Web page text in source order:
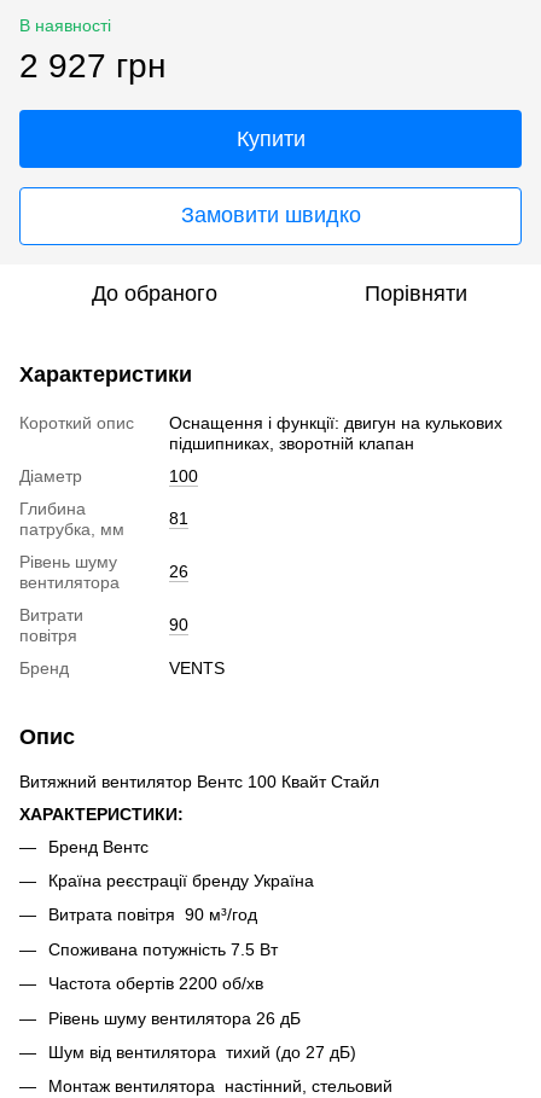
В наявності
2 927 грн
Купити
Замовити швидко
До обраного Порівняти
Характеристики
Короткий опис
Оснащення і функції: двигун на кулькових
підшипниках, зворотній клапан
Діаметр
100
Глибина
патрубка, мм
81
Рівень шуму
вентилятора
26
Витрати
повітря
90
Бренд VENTS
Опис
Витяжний вентилятор Вентс 100 Квайт Стайл
ХАРАКТЕРИСТИКИ:
Бренд Вентс
Країна реєстрації бренду Україна
Витрата повітря 90 м³/год
Споживана потужність 7.5 Вт
Частота обертів 2200 об/хв
Рівень шуму вентилятора 26 дБ
Шум від вентилятора тихий (до 27 дБ)
Монтаж вентилятора настінний, стельовий